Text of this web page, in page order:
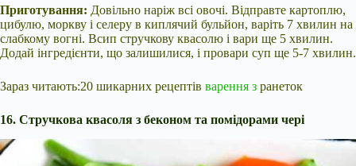
Приготування: Довільно наріж всі овочі. Відправте картоплю,
цибулю, моркву і селеру в киплячий бульйон, варіть 7 хвилин на
слабкому вогні. Всип стручкову квасолю і вари ще 5 хвилин.
Додай інгредієнти, що залишилися, і провари суп ще 5-7 хвилин.
Зараз читають:20 шикарних рецептів варення з ранеток
16. Стручкова квасоля з беконом та помідорами чері